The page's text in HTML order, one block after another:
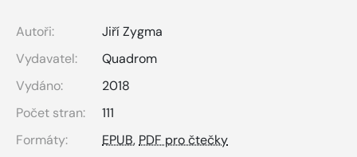
Autoři:
Jiří Zygma
Vydavatel:
Quadrom
Vydáno:
2018
Počet stran:
111
Formáty:
EPUB, PDF pro čtečky